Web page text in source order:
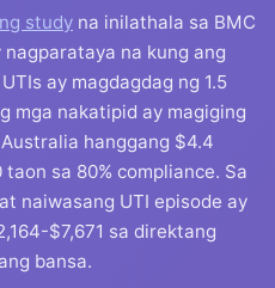
study na inilathala sa BMC
na kung ang
ay magdagdag ng 1.5
mga nakatipid ay magiging
hanggang $4.4
sa 80% compliance. Sa
naiwasang UTI episode ay
$7,671 sa direktang
bansa.